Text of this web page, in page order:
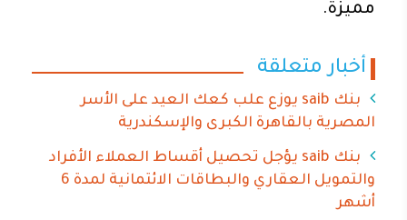
مميزة.
أخبار متعلقة
بنك saib يوزع علب كعك العيد على الأسر
المصرية بالقاهرة الكبرى والإسكندرية
بنك saib يؤجل تحصيل أقساط العملاء الأفراد
والتمويل العقاري والبطاقات الائتمانية لمدة 6
أشهر